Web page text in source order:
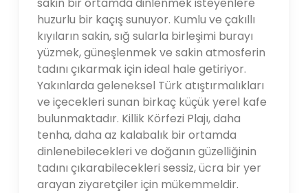
huzurlu bir kaçış sunuyor. Kumlu ve çakıllı
kıyıların sakin, sığ sularla birleşimi burayı
yüzmek, güneşlenmek ve sakin atmosferin
tadını çıkarmak için ideal hale getiriyor.
Yakınlarda geleneksel Türk atıştırmalıkları
ve içecekleri sunan birkaç küçük yerel kafe
bulunmaktadır. Killik Körfezi Plajı, daha
tenha, daha az kalabalık bir ortamda
dinlenebilecekleri ve doğanın güzelliğinin
tadını çıkarabilecekleri sessiz, ücra bir yer
arayan ziyaretçiler için mükemmeldir.